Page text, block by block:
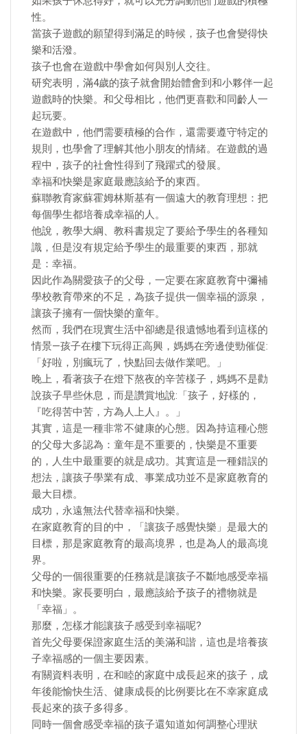
性。
當孩子遊戲的願望得到滿足的時候，孩子也會變得快
樂和活潑。
孩子也會在遊戲中學會如何與別人交往。
研究表明，滿4歲的孩子就會開始體會到和小夥伴一起
遊戲時的快樂。和父母相比，他們更喜歡和同齡人一
起玩要。
在遊戲中，他們需要積極的合作，還需要遵守特定的
規則，也學會了理解其他小朋友的情緒。在遊戲的過
程中，孩子的社會性得到了飛躍式的發展。
幸福和快樂是家庭最應該給予的東西。
蘇聯教育家蘇霍姆林斯基有一個遠大的教育理想：把
每個學生都培養成幸福的人。
他說，教學大綱、教科書規定了要給予學生的各種知
識，但是沒有規定給予學生的最重要的東西，那就
是：幸福。
因此作為關愛孩子的父母，一定要在家庭教育中彌補
學校教育帶來的不足，為孩子提供一個幸福的源泉，
讓孩子擁有一個快樂的童年。
然而，我們在現實生活中卻總是很遺憾地看到這樣的
情景—孩子在樓下玩得正高興，媽媽在旁邊使勁催促:
「好啦，別瘋玩了，快點回去做作業吧。」
晚上，看著孩子在燈下熬夜的辛苦樣子，媽媽不是勸
說孩子早些休息，而是讚賞地說:「孩子，好樣的，
『吃得苦中苦，方為人上人』。」
其實，這是一種非常不健康的心態。因為持這種心態
的父母大多認為：童年是不重要的，快樂是不重要
的，人生中最重要的就是成功。其實這是一種錯誤的
想法，讓孩子學業有成、事業成功並不是家庭教育的
最大目標。
成功，永遠無法代替幸福和快樂。
在家庭教育的目的中，「讓孩子感覺快樂」是最大的
目標，那是家庭教育的最高境界，也是為人的最高境
界。
父母的一個很重要的任務就是讓孩子不斷地感受幸福
和快樂。家長要明白，最應該給予孩子的禮物就是
「幸福」。
那麼，怎樣才能讓孩子感受到幸福呢?
首先父母要保證家庭生活的美滿和諧，這也是培養孩
子幸福感的一個主要因素。
有關資料表明，在和睦的家庭中成長起來的孩子，成
年後能愉快生活、健康成長的比例要比在不幸家庭成
長起來的孩子多得多。
同時一個會感受幸福的孩子還知道如何調整心理狀